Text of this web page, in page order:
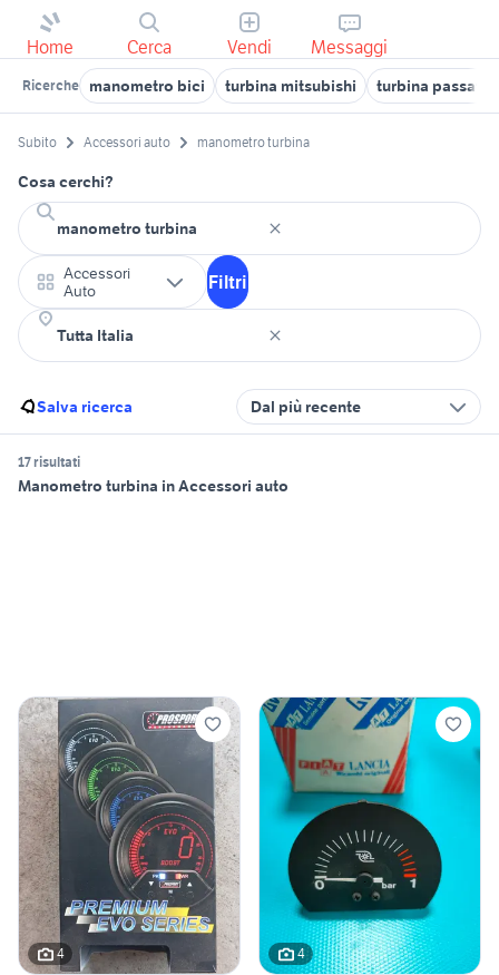
Home Cerca Vendi Messaggi
Ricerche manometro bici turbina mitsubishi turbina passat
Subito Accessori auto manometro turbina
Cosa cerchi?
Accessori
Auto
Filtri
Salva ricerca Dal più recente
17 risultati
Manometro turbina in Accessori auto
4 4